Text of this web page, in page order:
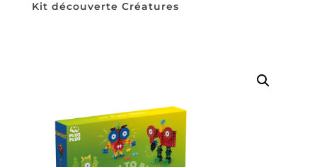
Kit découverte Créatures